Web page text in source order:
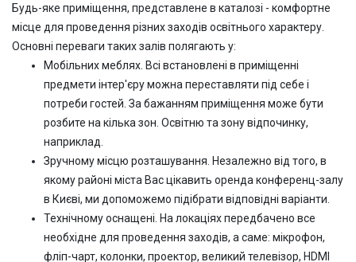
Будь-яке приміщення, представлене в каталозі - комфортне
місце для проведення різних заходів освітнього характеру.
Основні переваги таких залів полягають у:
Мобільних меблях. Всі встановлені в приміщенні
предмети інтер'єру можна переставляти під себе і
потреби гостей. За бажанням приміщення може бути
розбите на кілька зон. Освітню та зону відпочинку,
наприклад.
Зручному місцю розташування. Незалежно від того, в
якому районі міста Вас цікавить оренда конференц-залу
в Києві, ми допоможемо підібрати відповідні варіанти.
Технічному оснащені. На локаціях передбачено все
необхідне для проведення заходів, а саме: мікрофон,
фліп-чарт, колонки, проектор, великий телевізор, HDMI